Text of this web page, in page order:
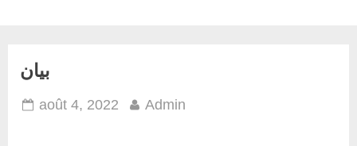
بيان
août 4, 2022 Admin